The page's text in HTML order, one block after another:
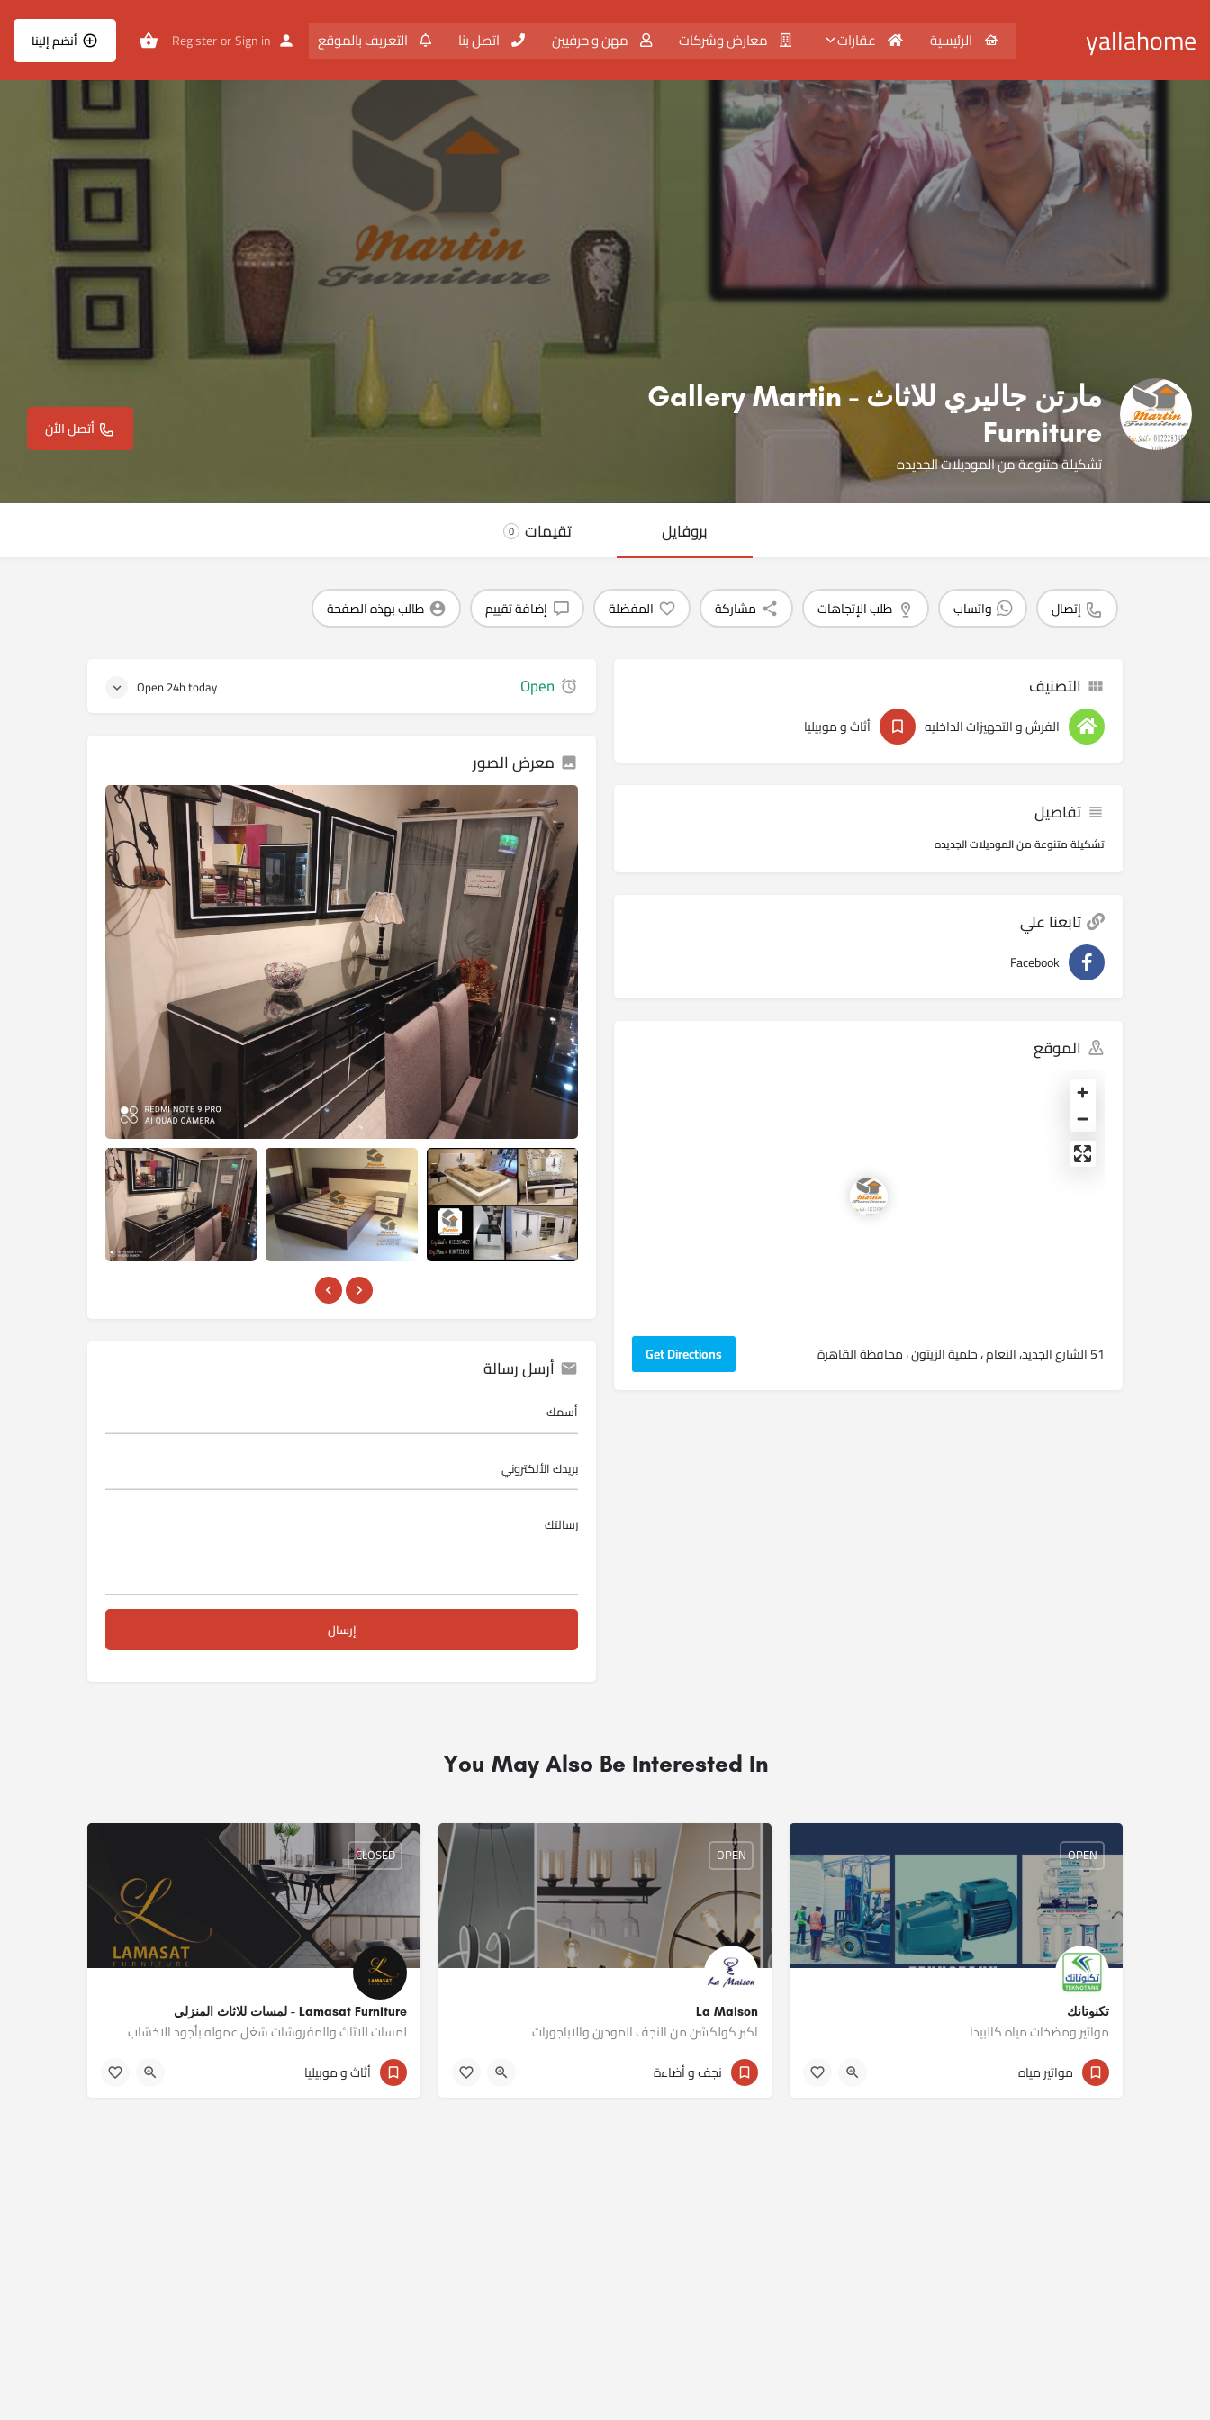
yallahome الرئيسية عقارات معارض وشركات مهن و حرفيين اتصل بنا التعريف بالموقع Sign in
or
Register أنضم إلينا
مارتن جاليري للاثاث - Gallery Martin
Furniture
تشكيلة متنوعة من الموديلات الجديده
أتصل الأن
بروفايل تقيمات 0
إتصال واتساب طلب الإتجاهات مشاركة المفضلة إضافة تقييم طالب بهذه الصفحة
التصنيف
الفرش و التجهيزات الداخليه أثاث و موبيليا
تفاصيل
تشكيلة متنوعة من الموديلات الجديده
تابعنا علي
Facebook
الموقع
51 الشارع الجديد، النعام ، حلمية الزيتون ، محافظة القاهرة‬ Get Directions
Open
Open 24h today
معرض الصور
أرسل رسالة
You May Also Be Interested In
تكنوتانك
مواتير ومضخات مياه كالبيدا
01023430301
OPEN
مواتير مياه
La Maison
اكبر كولكشن من النجف المودرن والاباجورات
011 12235641
OPEN
نجف و أضاءة
Lamasat Furniture - لمسات للاثاث المنزلي
لمسات للاثاث والمفروشات شغل عموله بأجود الاخشاب
01277677688
CLOSED
أثاث و موبيليا